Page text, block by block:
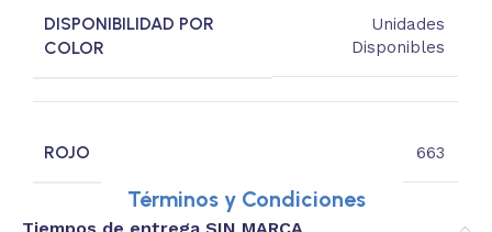
DISPONIBILIDAD POR
COLOR
Unidades
Disponibles
ROJO 663
Términos y Condiciones
Tiempos de entrega SIN MARCA